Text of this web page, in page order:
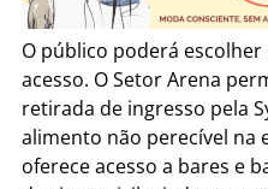
O público poderá
acesso. O Setor Arena
retirada de ingresso pela
alimento não perecível na
oferece acesso a bares e